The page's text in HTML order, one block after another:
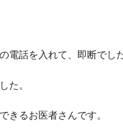
電話を入れて、即断でした
た。
きるお医者さんです。